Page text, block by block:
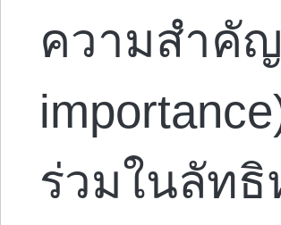
ความสำคั
ร่วมในลัทธิ